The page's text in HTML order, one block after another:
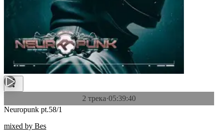
2 трека·05:39:40
Neuropunk pt.58/1
mixed by Bes